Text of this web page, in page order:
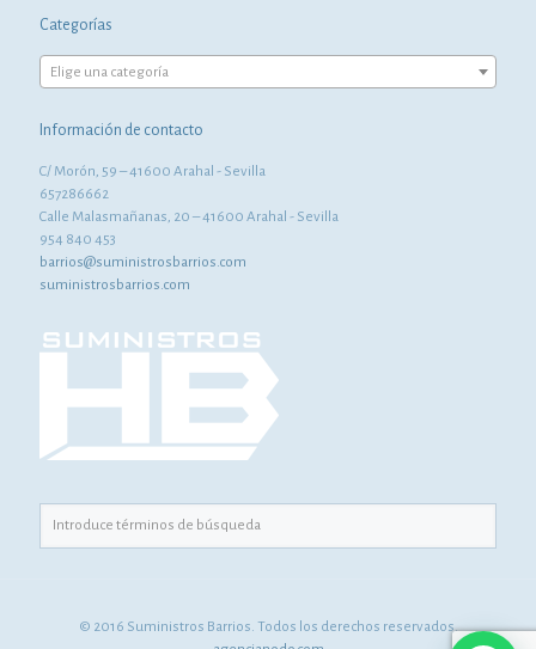
Categorías
Elige una categoría
Información de contacto
C/ Morón, 59 – 41600 Arahal - Sevilla
657286662
Calle Malasmañanas, 20 – 41600 Arahal - Sevilla
954 840 453
barrios@suministrosbarrios.com
suministrosbarrios.com
© 2016 Suministros Barrios. Todos los derechos reservados.